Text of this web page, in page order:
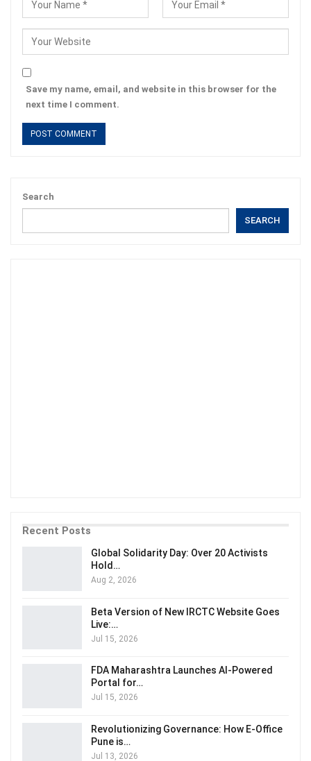
Save my name, email, and website in this browser for the
next time I comment.
Search
SEARCH
Recent Posts
Global Solidarity Day: Over 20 Activists
Hold…
Aug 2, 2026
Beta Version of New IRCTC Website Goes
Live:…
Jul 15, 2026
FDA Maharashtra Launches AI-Powered
Portal for…
Jul 15, 2026
Revolutionizing Governance: How E-Office
Pune is…
Jul 13, 2026